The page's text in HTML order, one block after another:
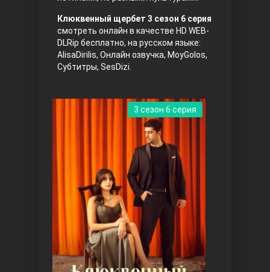
Воскресший Эртугрул
Ветреный холм
Клюквенный щербет 3 сезон 6 серия
смотреть онлайн в качестве HD WEB-
DLRip бесплатно, на русском языке:
AlisaDirilis, Онлайн озвучка, MoyGolos,
Субтитры, SesDizi.
3 сезон 6 серия